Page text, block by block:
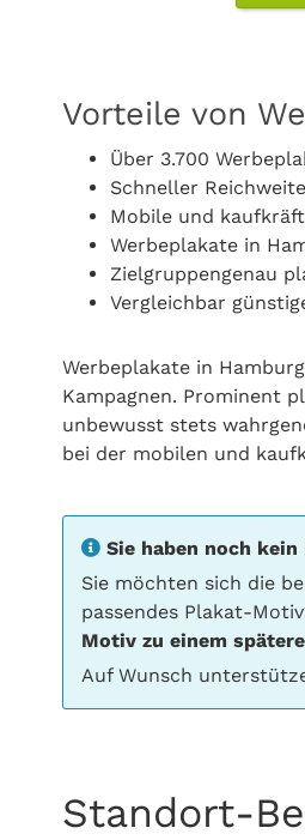
Vorteile von
Über 3.700
Schneller
Mobile und
Werbeplakate in
Zielgruppengenau
Vergleichbar
Werbeplakate in
Kampagnen. Prominent
unbewusst stets
bei der mobilen und
Sie haben noch
Sie möchten sich die
passendes Plakat-
Motiv zu einem
Auf Wunsch
Standort-